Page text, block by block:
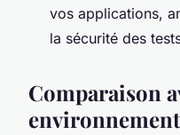
vos applications,
la sécurité des
Comparaison